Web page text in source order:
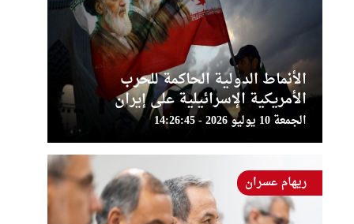
الأنماط الدولية الحاكمة للحرب
الأمريكية الإسرائيلية على إيران
الجمعة 10 يوليو 2026 - 14:26:45
ريهام عسران